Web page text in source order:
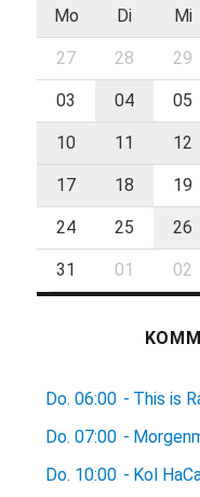
Mo Di Mi
27 28 29
03 04 05
10 11 12
17 18 19
24 25 26
31 01 02
Do. 06:00 - This is
Do. 07:00 -
Do. 10:00 - Kol